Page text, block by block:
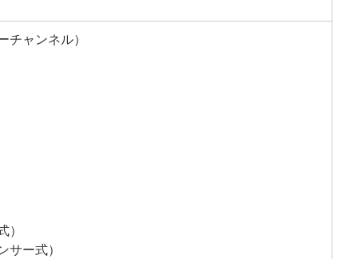
ャンネル）
ー式）